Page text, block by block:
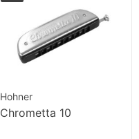
Hohner
Chrometta 10